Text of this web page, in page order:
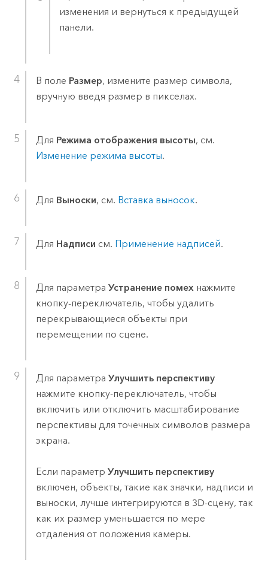
изменения и вернуться к предыдущей
панели.
В поле Размер, измените размер символа,
вручную введя размер в пикселах.
Для Режима отображения высоты, см.
Изменение режима высоты.
Для Выноски, см. Вставка выносок.
Для Надписи см. Применение надписей.
Для параметра Устранение помех нажмите
кнопку-переключатель, чтобы удалить
перекрывающиеся объекты при
перемещении по сцене.
Для параметра Улучшить перспективу
нажмите кнопку-переключатель, чтобы
включить или отключить масштабирование
перспективы для точечных символов размера
экрана.
Если параметр Улучшить перспективу
включен, объекты, такие как значки, надписи и
выноски, лучше интегрируются в 3D-сцену, так
как их размер уменьшается по мере
отдаления от положения камеры.